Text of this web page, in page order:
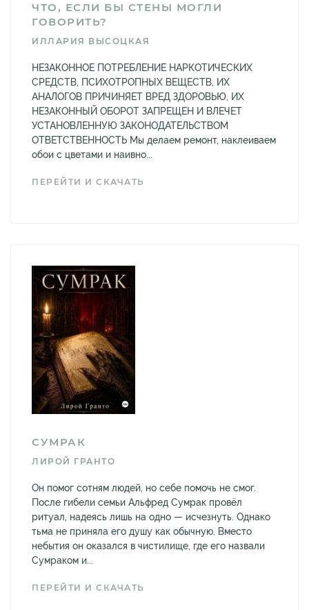
ЧТО, ЕСЛИ БЫ СТЕНЫ МОГЛИ
ГОВОРИТЬ?
ИЛЛАРИЯ ВЫСОЦКАЯ
НЕЗАКОННОЕ ПОТРЕБЛЕНИЕ НАРКОТИЧЕСКИХ
СРЕДСТВ, ПСИХОТРОПНЫХ ВЕЩЕСТВ, ИХ
АНАЛОГОВ ПРИЧИНЯЕТ ВРЕД ЗДОРОВЬЮ, ИХ
НЕЗАКОННЫЙ ОБОРОТ ЗАПРЕЩЕН И ВЛЕЧЕТ
УСТАНОВЛЕННУЮ ЗАКОНОДАТЕЛЬСТВОМ
ОТВЕТСТВЕННОСТЬ Мы делаем ремонт, наклеиваем
обои с цветами и наивно...
ПЕРЕЙТИ И СКАЧАТЬ
СУМРАК
ЛИРОЙ ГРАНТО
Он помог сотням людей, но себе помочь не смог.
После гибели семьи Альфред Сумрак провёл
ритуал, надеясь лишь на одно — исчезнуть. Однако
тьма не приняла его душу как обычную. Вместо
небытия он оказался в чистилище, где его назвали
Сумраком и...
ПЕРЕЙТИ И СКАЧАТЬ